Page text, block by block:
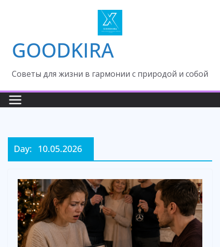
GOODKIRA
Cоветы для жизни в гармонии с природой и собой
Day: 10.05.2026